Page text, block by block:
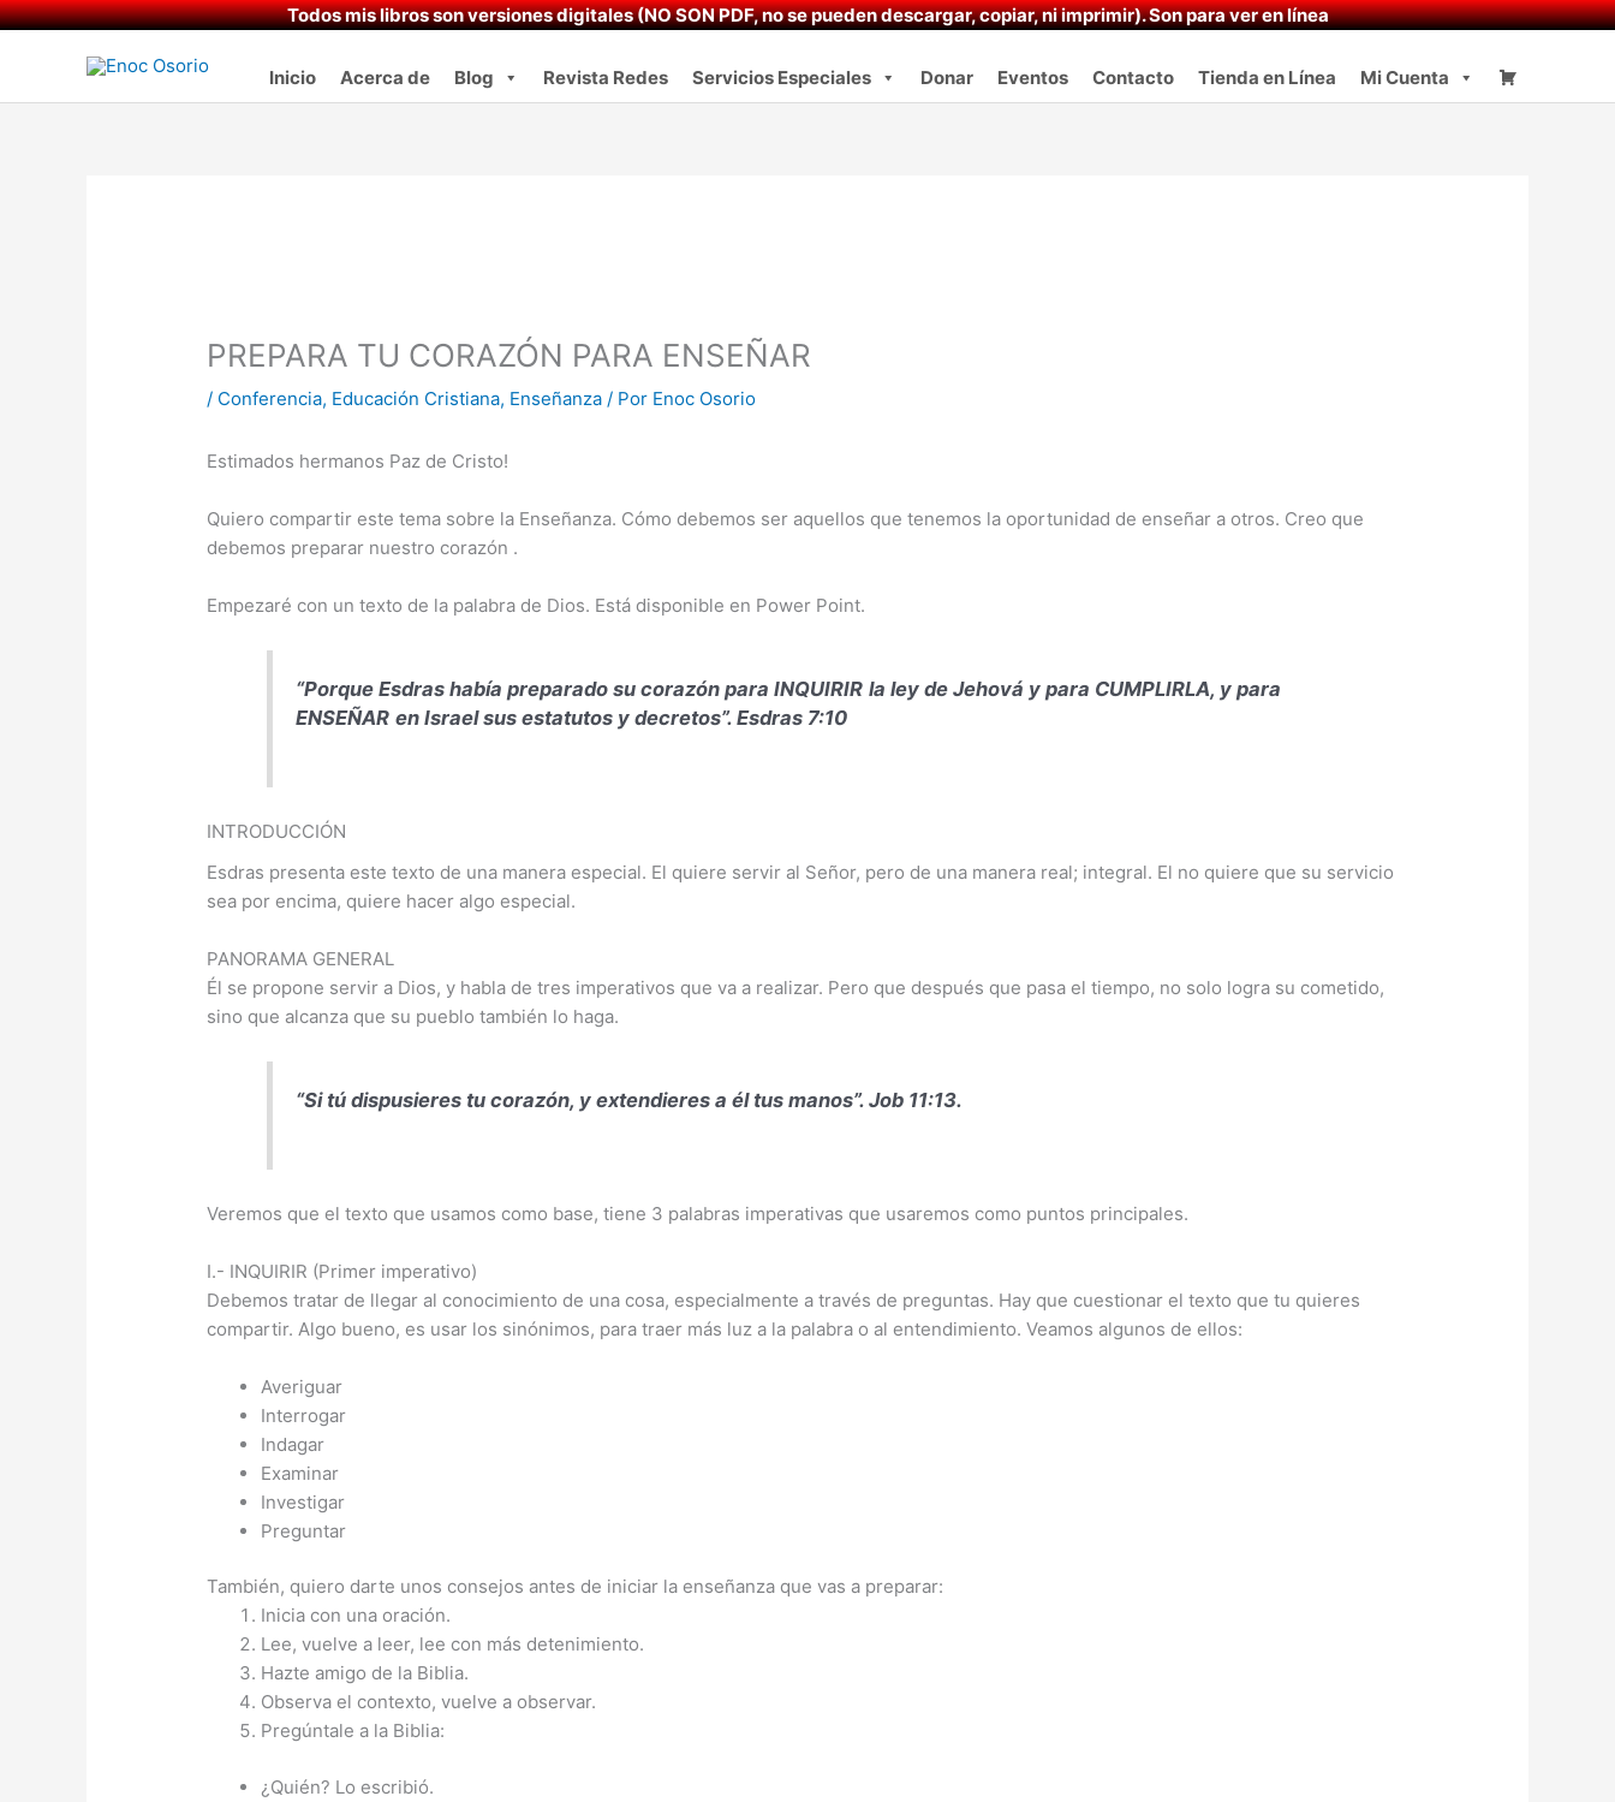
Todos mis libros son versiones digitales (NO SON PDF, no se pueden descargar, copiar, ni imprimir). Son para ver en línea
Ir
Inicio Acerca de Blog Revista Redes Servicios Especiales Donar Eventos Contacto Tienda en Línea Mi Cuenta
PREPARA TU CORAZÓN PARA ENSEÑAR
/ Conferencia, Educación Cristiana, Enseñanza / Por Enoc Osorio
Estimados hermanos Paz de Cristo!
Quiero compartir este tema sobre la Enseñanza. Cómo debemos ser aquellos que tenemos la oportunidad de enseñar a otros. Creo que
debemos preparar nuestro corazón .
Empezaré con un texto de la palabra de Dios. Está disponible en Power Point.
“Porque Esdras había preparado su corazón paraINQUIRIR la ley de Jehová y para CUMPLIRLA, y para
ENSEÑAR en Israel sus estatutos y decretos”. Esdras 7:10
INTRODUCCIÓN
Esdras presenta este texto de una manera especial. El quiere servir al Señor, pero de una manera real; integral. El no quiere que su servicio
sea por encima, quiere hacer algo especial.
PANORAMA GENERAL
Él se propone servir a Dios, y habla de tres imperativos que va a realizar. Pero que después que pasa el tiempo, no solo logra su cometido,
sino que alcanza que su pueblo también lo haga.
“Si tú dispusieres tu corazón, y extendieres a él tus manos”. Job 11:13.
Veremos que el texto que usamos como base, tiene 3 palabras imperativas que usaremos como puntos principales.
I.- INQUIRIR (Primer imperativo)
Debemos tratar de llegar al conocimiento de una cosa, especialmente a través de preguntas. Hay que cuestionar el texto que tu quieres
compartir. Algo bueno, es usar los sinónimos, para traer más luz a la palabra o al entendimiento. Veamos algunos de ellos:
Averiguar
Interrogar
Indagar
Examinar
Investigar
Preguntar
También, quiero darte unos consejos antes de iniciar la enseñanza que vas a preparar:
Inicia con una oración.
Lee, vuelve a leer, lee con más detenimiento.
Hazte amigo de la Biblia.
Observa el contexto, vuelve a observar.
Pregúntale a la Biblia:
¿Quién? Lo escribió.